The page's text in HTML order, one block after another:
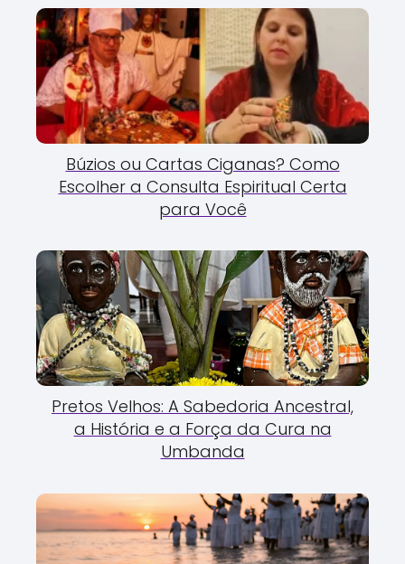
Búzios ou Cartas Ciganas? Como
Escolher a Consulta Espiritual Certa
para Você
Pretos Velhos: A Sabedoria Ancestral,
a História e a Força da Cura na
Umbanda